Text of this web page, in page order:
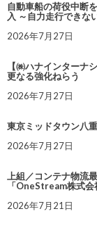
自動車船の荷役中断
入 ～自力走行できな
2026年7月27日
【㈱ハナインターナ
更なる強化ねらう
2026年7月27日
東京ミッドタウン八
2026年7月27日
上組／コンテナ物流
「OneStream株式
2026年7月21日